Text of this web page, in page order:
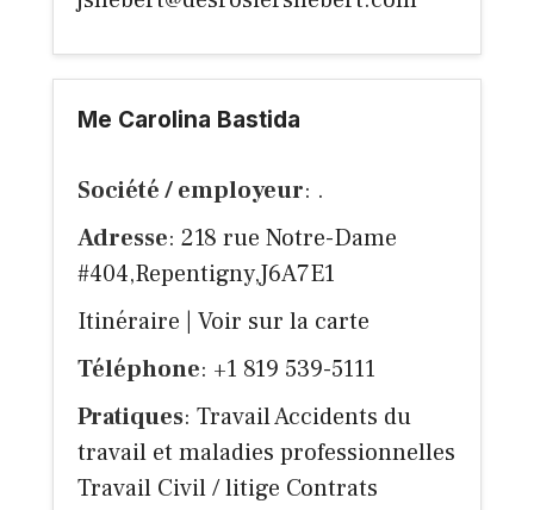
Me Carolina Bastida
Société / employeur: .
Adresse: 218 rue Notre-Dame
#404,Repentigny,J6A7E1
Itinéraire
Voir sur la carte
Téléphone: +1 819 539-5111
Pratiques: Travail Accidents du
travail et maladies professionnelles
Travail Civil / litige Contrats